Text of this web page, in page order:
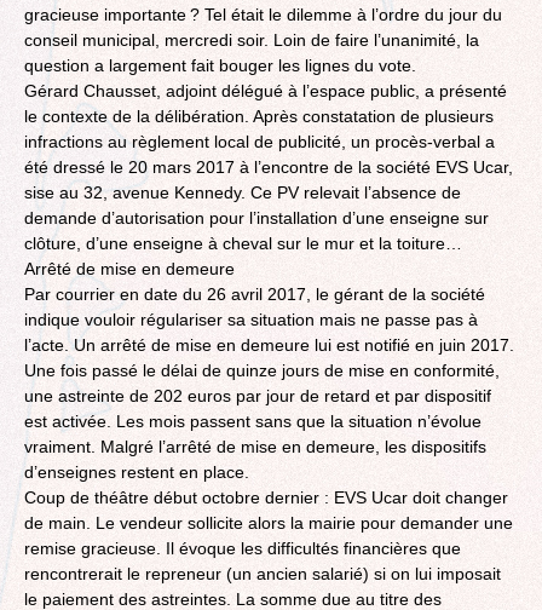
gracieuse importante ? Tel était le dilemme à l’ordre du jour du
conseil municipal, mercredi soir. Loin de faire l’unanimité, la
question a largement fait bouger les lignes du vote.
Gérard Chausset, adjoint délégué à l’espace public, a présenté
le contexte de la délibération. Après constatation de plusieurs
infractions au règlement local de publicité, un procès-verbal a
été dressé le 20 mars 2017 à l’encontre de la société EVS Ucar,
sise au 32, avenue Kennedy. Ce PV relevait l’absence de
demande d’autorisation pour l’installation d’une enseigne sur
clôture, d’une enseigne à cheval sur le mur et la toiture…
Arrêté de mise en demeure
Par courrier en date du 26 avril 2017, le gérant de la société
indique vouloir régulariser sa situation mais ne passe pas à
l’acte. Un arrêté de mise en demeure lui est notifié en juin 2017.
Une fois passé le délai de quinze jours de mise en conformité,
une astreinte de 202 euros par jour de retard et par dispositif
est activée. Les mois passent sans que la situation n’évolue
vraiment. Malgré l’arrêté de mise en demeure, les dispositifs
d’enseignes restent en place.
Coup de théâtre début octobre dernier : EVS Ucar doit changer
de main. Le vendeur sollicite alors la mairie pour demander une
remise gracieuse. Il évoque les difficultés financières que
rencontrerait le repreneur (un ancien salarié) si on lui imposait
le paiement des astreintes. La somme due au titre des